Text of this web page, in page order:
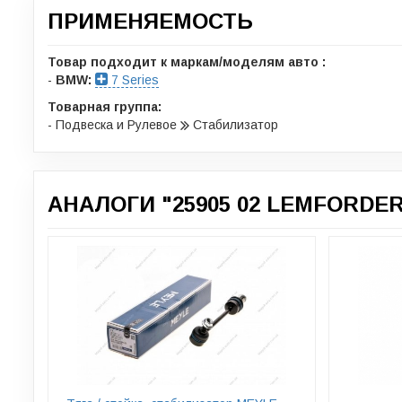
ПРИМЕНЯЕМОСТЬ
Товар подходит к маркам/моделям авто :
- BMW:
7 Series
Товарная группа:
- Подвеска и Рулевое
Стабилизатор
АНАЛОГИ "25905 02